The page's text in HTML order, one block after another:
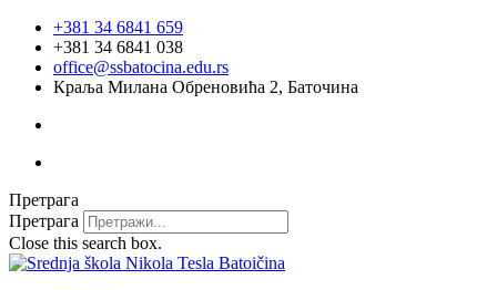
Скочите
садржај
+381 34 6841 659
+381 34 6841 038
office@ssbatocina.edu.rs
Краља Милана Обреновића 2, Баточина
Претрага
Претрага
Close this search box.